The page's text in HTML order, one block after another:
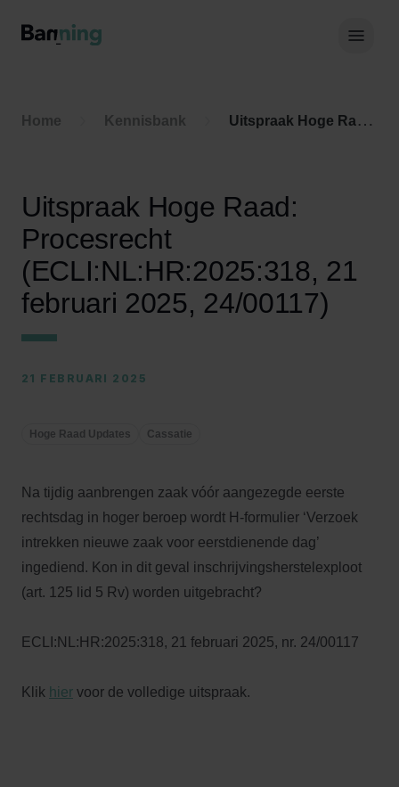
Home Kennisbank Uitspraak Hoge Raad: Procesrecht (ECLI:NL:HR:2025:318, 21 februari 2025, 24/00117)
Uitspraak Hoge Raad:
Procesrecht
(ECLI:NL:HR:2025:318, 21
februari 2025, 24/00117)
21 FEBRUARI 2025
Hoge Raad Updates Cassatie
Na tijdig aanbrengen zaak vóór aangezegde eerste
rechtsdag in hoger beroep wordt H-formulier ‘Verzoek
intrekken nieuwe zaak voor eerstdienende dag’
ingediend. Kon in dit geval inschrijvingsherstelexploot
(art. 125 lid 5 Rv) worden uitgebracht?
ECLI:NL:HR:2025:318, 21 februari 2025, nr. 24/00117
Klik hier voor de volledige uitspraak.